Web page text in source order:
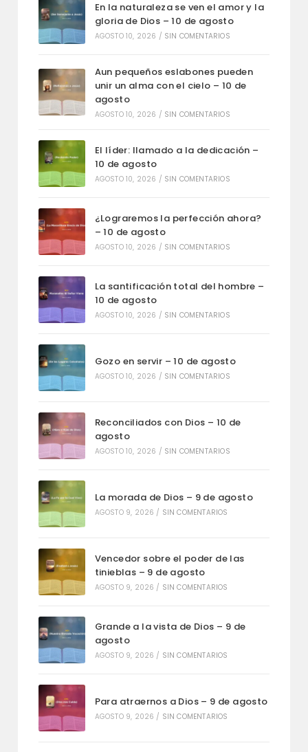
En la naturaleza se ven el amor y la
gloria de Dios – 10 de agosto
AGOSTO 10, 2026 / SIN COMENTARIOS
Aun pequeños eslabones pueden
unir un alma con el cielo – 10 de
agosto
AGOSTO 10, 2026 / SIN COMENTARIOS
El líder: llamado a la dedicación –
10 de agosto
AGOSTO 10, 2026 / SIN COMENTARIOS
¿Lograremos la perfección ahora?
– 10 de agosto
AGOSTO 10, 2026 / SIN COMENTARIOS
La santificación total del hombre –
10 de agosto
AGOSTO 10, 2026 / SIN COMENTARIOS
Gozo en servir – 10 de agosto
AGOSTO 10, 2026 / SIN COMENTARIOS
Reconciliados con Dios – 10 de
agosto
AGOSTO 10, 2026 / SIN COMENTARIOS
La morada de Dios – 9 de agosto
AGOSTO 9, 2026 / SIN COMENTARIOS
Vencedor sobre el poder de las
tinieblas – 9 de agosto
AGOSTO 9, 2026 / SIN COMENTARIOS
Grande a la vista de Dios – 9 de
agosto
AGOSTO 9, 2026 / SIN COMENTARIOS
Para atraernos a Dios – 9 de agosto
AGOSTO 9, 2026 / SIN COMENTARIOS